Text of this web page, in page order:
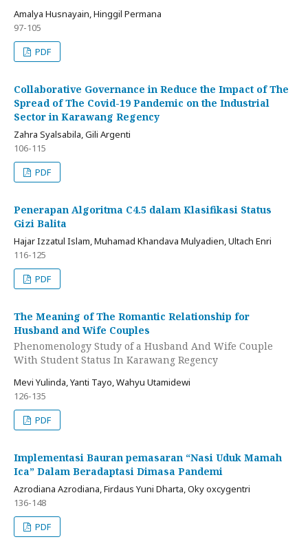
Amalya Husnayain, Hinggil Permana
97-105
PDF
Collaborative Governance in Reduce the Impact of The
Spread of The Covid-19 Pandemic on the Industrial
Sector in Karawang Regency
Zahra Syalsabila, Gili Argenti
106-115
PDF
Penerapan Algoritma C4.5 dalam Klasifikasi Status
Gizi Balita
Hajar Izzatul Islam, Muhamad Khandava Mulyadien, Ultach Enri
116-125
PDF
The Meaning of The Romantic Relationship for
Husband and Wife Couples
Phenomenology Study of a Husband And Wife Couple
With Student Status In Karawang Regency
Mevi Yulinda, Yanti Tayo, Wahyu Utamidewi
126-135
PDF
Implementasi Bauran pemasaran “Nasi Uduk Mamah
Ica” Dalam Beradaptasi Dimasa Pandemi
Azrodiana Azrodiana, Firdaus Yuni Dharta, Oky oxcygentri
136-148
PDF